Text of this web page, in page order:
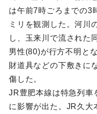
は午前7時ごろまでの3
ミリを観測した。河川
し、玉来川で流された
男性(80)が行方不明と
財道具などの下敷きに
傷した。
JR豊肥本線は特急列車
に影響が出た。JR久大